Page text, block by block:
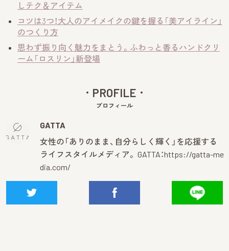
しテク＆アイテム
コツは3つ！大人のアイメイクの鍵を握る「美アイライン」
のつくり方
思わず振り向く魅力をまとう。ふわっと香るハンドクリ
ーム「ロスリン」新登場
PROFILE
プロフィール
GATTA
女性の「ありのまま、自分らしく輝く」を応援する
ライフスタイルメディア。 GATTA：https://gatta-me
dia.com/